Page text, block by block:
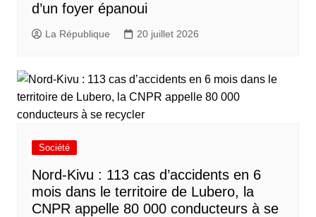
d’un foyer épanoui
La République 20 juillet 2026
Société
Nord-Kivu : 113 cas d’accidents en 6
mois dans le territoire de Lubero, la
CNPR appelle 80 000 conducteurs à se